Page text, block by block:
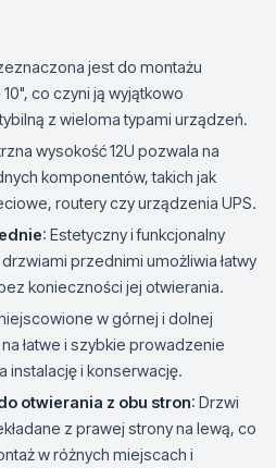
jest do montażu
co czyni ją wyjątkowo
z wieloma typami urządzeń.
wysokość 12U pozwala na
komponentów, takich jak
routery czy urządzenia UPS.
: Estetyczny i funkcjonalny
przednimi umożliwia łatwy
konieczności jej otwierania.
w górnej i dolnej
łatwe i szybkie prowadzenie
instalację i konserwację.
otwierania z obu stron: Drzwi
z prawej strony na lewą, co
w różnych miejscach i